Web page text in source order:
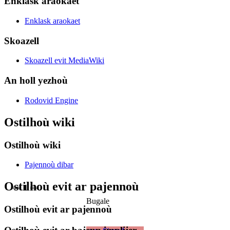
== 1 ==
Bugale
Enklask araokaet
Skoazell
Skoazell evit MediaWiki
An holl yezhoù
Rodovid Engine
Ostilhoù wiki
Ostilhoù wiki
Pajennoù dibar
Ostilhoù evit ar pajennoù
Ostilhoù evit ar pajennoù